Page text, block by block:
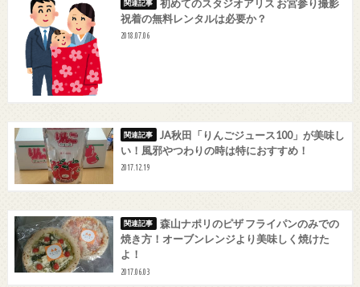
初めてのスタジオアリス お宮参り撮影
祝着の無料レンタルは必要か？
2018.07.06
JA秋田「りんごジュース100」が美味し
い！風邪やつわりの時は特におすすめ！
2017.12.19
森山ナポリのピザ フライパンのみでの
焼き方！オーブンレンジより美味しく焼けた
よ！
2017.06.03